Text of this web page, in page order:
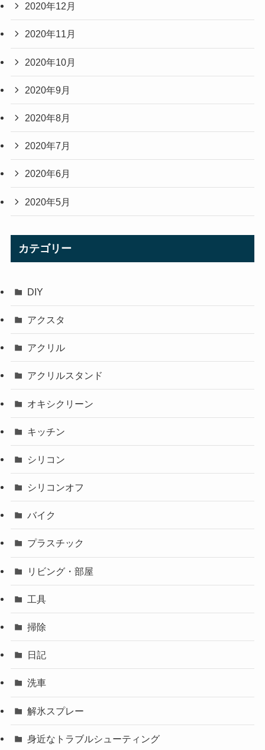
2020年12月
2020年11月
2020年10月
2020年9月
2020年8月
2020年7月
2020年6月
2020年5月
カテゴリー
DIY
アクスタ
アクリル
アクリルスタンド
オキシクリーン
キッチン
シリコン
シリコンオフ
バイク
プラスチック
リビング・部屋
工具
掃除
日記
洗車
解氷スプレー
身近なトラブルシューティング